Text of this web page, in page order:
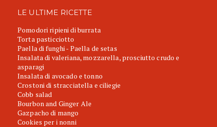
LE ULTIME RICETTE
Pomodori ripieni di burrata
Torta pasticciotto
Paella di funghi - Paella de setas
Insalata di valeriana, mozzarella, prosciutto crudo e
asparagi
Insalata di avocado e tonno
Crostoni di stracciatella e ciliegie
Cobb salad
Bourbon and Ginger Ale
Gazpacho di mango
Cookies per i nonni